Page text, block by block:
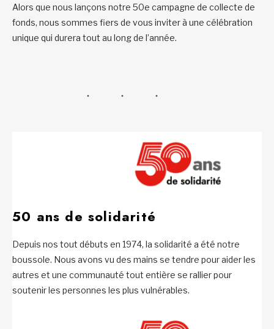
Alors que nous lançons notre 50e campagne de collecte de
fonds, nous sommes fiers de vous inviter à une célébration
unique qui durera tout au long de l’année.
50 ans de solidarité
Depuis nos tout débuts en 1974, la solidarité a été notre
boussole. Nous avons vu des mains se tendre pour aider les
autres et une communauté tout entière se rallier pour
soutenir les personnes les plus vulnérables.